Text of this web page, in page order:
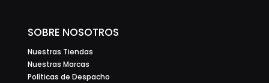
SOBRE NOSOTROS
Nuestras Tiendas
Nuestras Marcas
Políticas de Despacho